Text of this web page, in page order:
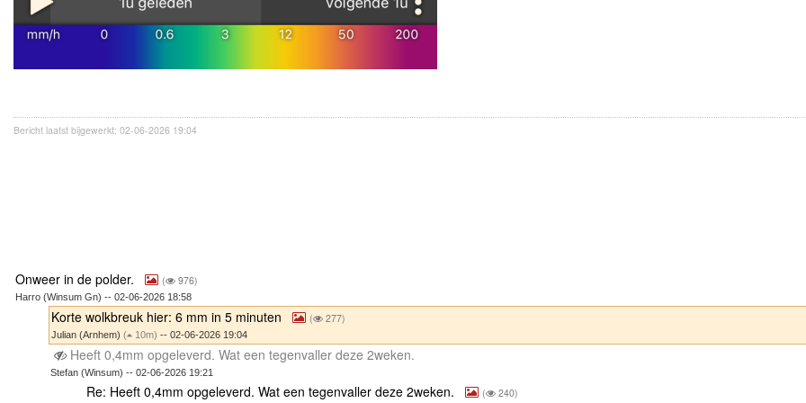
Bericht laatst bijgewerkt: 02-06-2026 19:04
Onweer in de polder. ( 976)
Harro (Winsum Gn) -- 02-06-2026 18:58
Korte wolkbreuk hier: 6 mm in 5 minuten ( 277)
Julian (Arnhem)( 10m) -- 02-06-2026 19:04
Heeft 0,4mm opgeleverd. Wat een tegenvaller deze 2weken.
Stefan (Winsum) -- 02-06-2026 19:21
Re: Heeft 0,4mm opgeleverd. Wat een tegenvaller deze 2weken. ( 240)